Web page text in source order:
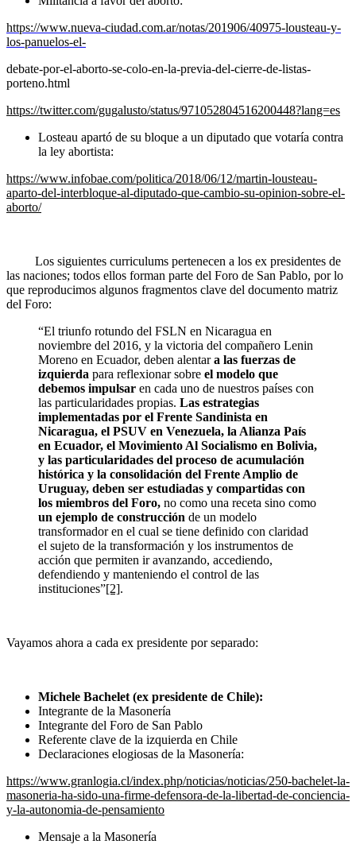
https://www.nueva-ciudad.com.ar/notas/201906/40975-lousteau-y-
los-panuelos-el-
debate-por-el-aborto-se-colo-en-la-previa-del-cierre-de-listas-
porteno.html
https://twitter.com/gugalusto/status/971052804516200448?lang=es
Losteau apartó de su bloque a un diputado que votaría contra
la ley abortista:
https://www.infobae.com/politica/2018/06/12/martin-lousteau-
aparto-del-interbloque-al-diputado-que-cambio-su-opinion-sobre-el-
aborto/
Los siguientes curriculums pertenecen a los ex presidentes de
las naciones; todos ellos forman parte del Foro de San Pablo, por lo
que reproducimos algunos fragmentos clave del documento matriz
del Foro:
“El triunfo rotundo del FSLN en Nicaragua en
noviembre del 2016, y la victoria del compañero Lenin
Moreno en Ecuador, deben alentara las fuerzas de
izquierda para reflexionar sobre el modelo que
debemos impulsar en cada uno de nuestros países con
las particularidades propias. Las estrategias
implementadas por el Frente Sandinista en
Nicaragua, el PSUV en Venezuela, la Alianza País
en Ecuador, el Movimiento Al Socialismo en Bolivia,
y las particularidades del proceso de acumulación
histórica y la consolidación del Frente Amplio de
Uruguay, deben ser estudiadas y compartidas con
los miembros del Foro, no como una receta sino como
un ejemplo de construcción de un modelo
transformador en el cual se tiene definido con claridad
el sujeto de la transformación y los instrumentos de
acción que permiten ir avanzando, accediendo,
defendiendo y manteniendo el control de las
instituciones”[2].
Vayamos ahora a cada ex presidente por separado:
Michele Bachelet (ex presidente de Chile):
Integrante de la Masonería
Integrante del Foro de San Pablo
Referente clave de la izquierda en Chile
Declaraciones elogiosas de la Masonería:
https://www.granlogia.cl/index.php/noticias/noticias/250-bachelet-la-
masoneria-ha-sido-una-firme-defensora-de-la-libertad-de-conciencia-
y-la-autonomia-de-pensamiento
Mensaje a la Masonería